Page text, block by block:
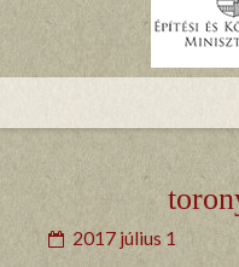
2017 július 1